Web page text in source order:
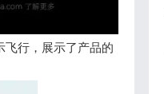
飞行，展示了产品的